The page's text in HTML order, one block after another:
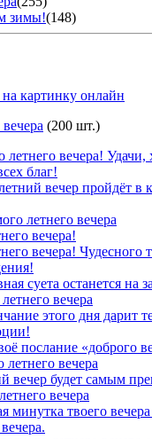
зимы!(148)
картинку онлайн
(200 шт.)